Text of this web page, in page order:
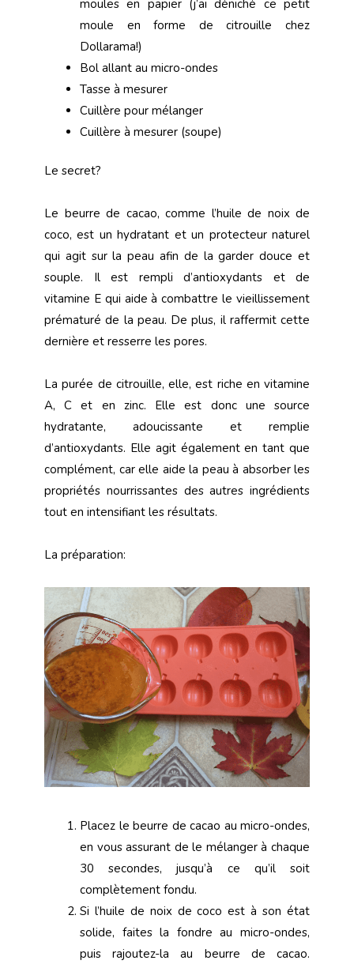
moules en papier (j’ai déniché ce petit
moule en forme de citrouille chez
Dollarama!)
Bol allant au micro-ondes
Tasse à mesurer
Cuillère pour mélanger
Cuillère à mesurer (soupe)
Le secret?
Le beurre de cacao, comme l’huile de noix de
coco, est un hydratant et un protecteur naturel
qui agit sur la peau afin de la garder douce et
souple. Il est rempli d’antioxydants et de
vitamine E qui aide à combattre le vieillissement
prématuré de la peau. De plus, il raffermit cette
dernière et resserre les pores.
La purée de citrouille, elle, est riche en vitamine
A, C et en zinc. Elle est donc une source
hydratante, adoucissante et remplie
d’antioxydants. Elle agit également en tant que
complément, car elle aide la peau à absorber les
propriétés nourrissantes des autres ingrédients
tout en intensifiant les résultats.
La préparation:
Placez le beurre de cacao au micro-ondes,
en vous assurant de le mélanger à chaque
30 secondes, jusqu’à ce qu’il soit
complètement fondu.
Si l’huile de noix de coco est à son état
solide, faites la fondre au micro-ondes,
puis rajoutez-la au beurre de cacao.